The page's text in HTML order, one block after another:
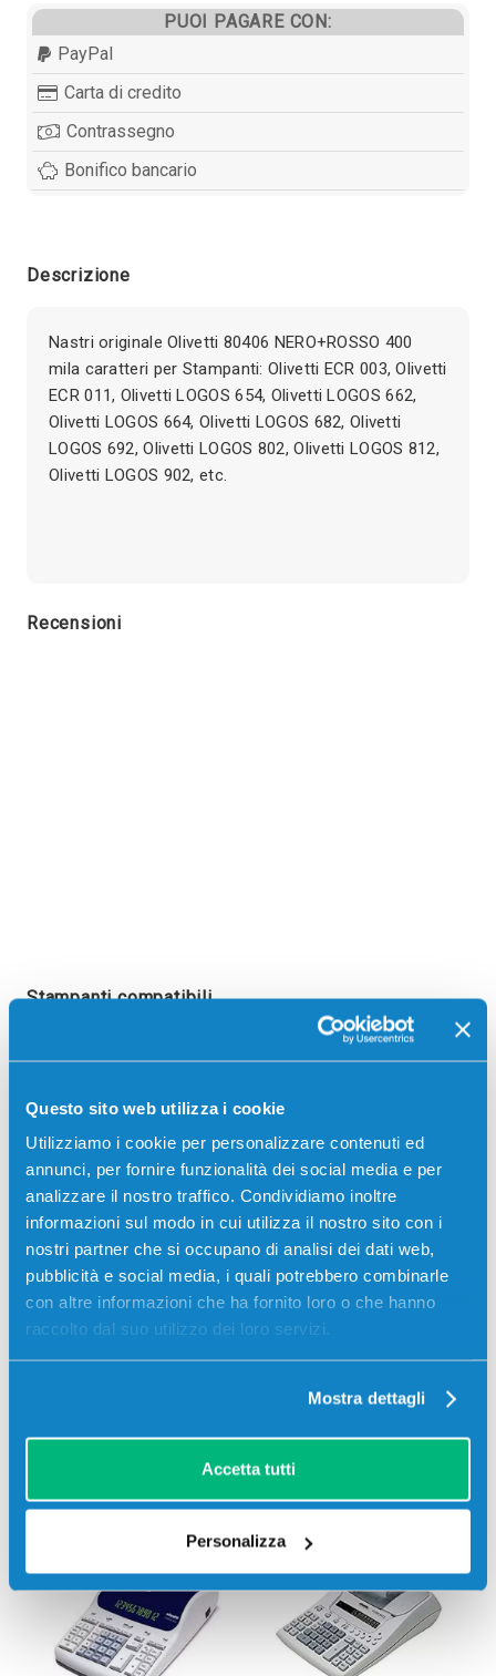
Questo sito web utilizza i cookie
Utilizziamo i cookie per personalizzare contenuti ed
annunci, per fornire funzionalità dei social media e per
analizzare il nostro traffico. Condividiamo inoltre
informazioni sul modo in cui utilizza il nostro sito con i
nostri partner che si occupano di analisi dei dati web,
pubblicità e social media, i quali potrebbero combinarle
con altre informazioni che ha fornito loro o che hanno
raccolto dal suo utilizzo dei loro servizi.
Mostra dettagli
Accetta tutti
Personalizza
PUOI PAGARE CON:
PayPal
Carta di credito
Contrassegno
Bonifico bancario
Descrizione
Nastri originale Olivetti 80406 NERO+ROSSO 400
mila caratteri per Stampanti: Olivetti ECR 003, Olivetti
ECR 011, Olivetti LOGOS 654, Olivetti LOGOS 662,
Olivetti LOGOS 664, Olivetti LOGOS 682, Olivetti
LOGOS 692, Olivetti LOGOS 802, Olivetti LOGOS 812,
Olivetti LOGOS 902, etc.
Recensioni
Stampanti compatibili
Olivetti ECR 003 OlivettiECR 011
OlivettiLOGOS 654 OlivettiLOGOS 662